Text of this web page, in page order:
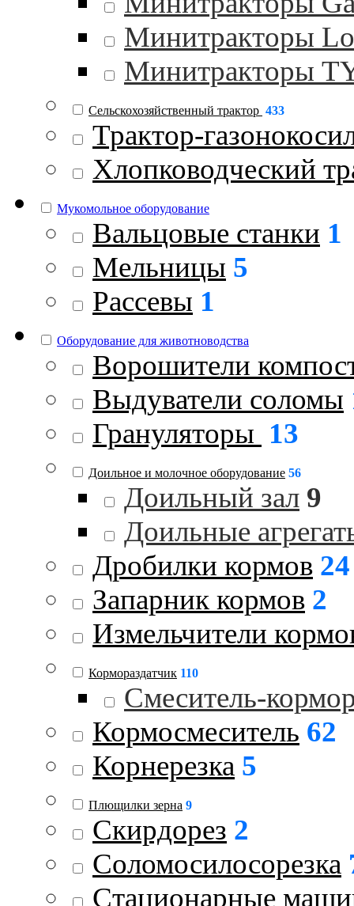
Минитракторы
Минитракторы
Сельскохозяйственный трактор 433
Трактор-
Хлопководческий
Мукомольное оборудование
Вальцовые станки 1
Мельницы 5
Рассевы 1
Оборудование для животноводства
Ворошители
Выдуватели соломы
Грануляторы 13
Доильное и молочное оборудование 56
Доильный зал 9
Доильные
Дробилки кормов 24
Запарник кормов 2
Измельчители
Кормораздатчик 110
Смеситель-
Кормосмеситель 62
Корнерезка 5
Плющилки зерна 9
Скирдорез 2
Соломосилосорезка
Стационарные